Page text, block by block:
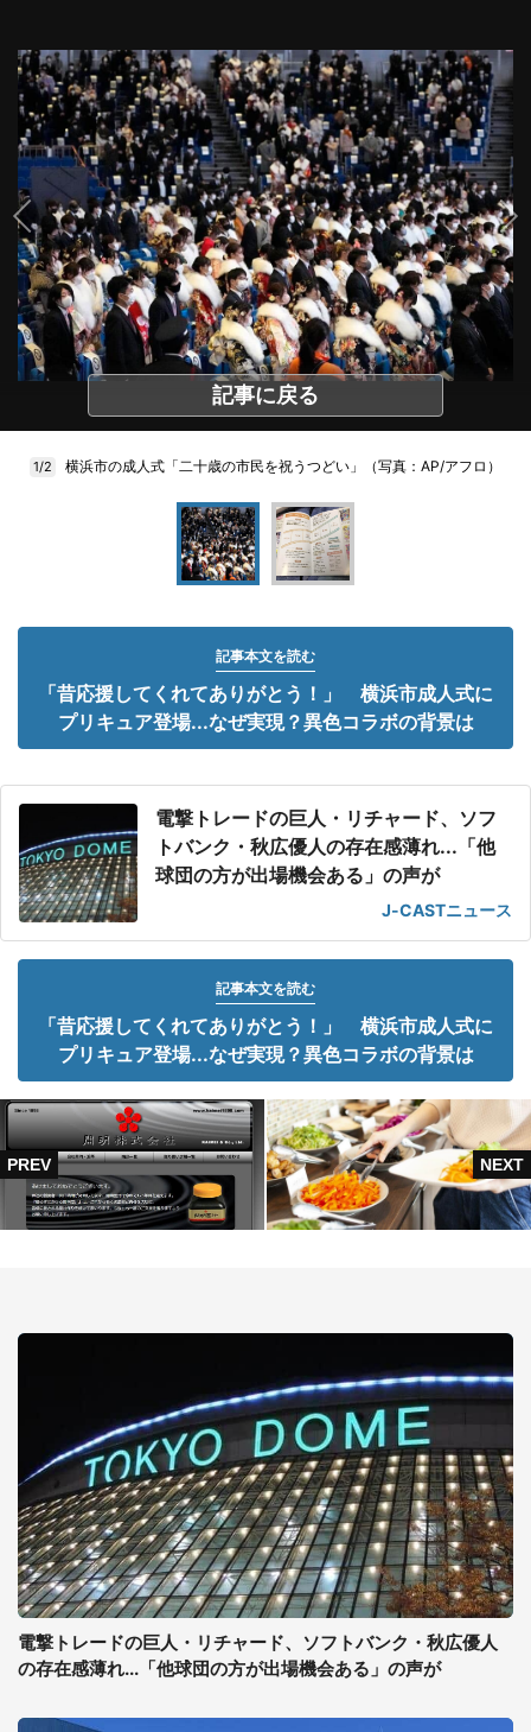
記事に戻る
1/2 横浜市の成人式「二十歳の市民を祝うつどい」（写真：AP/アフロ）
記事本文を読む
「昔応援してくれてありがとう！」 横浜市成人式に
プリキュア登場...なぜ実現？異色コラボの背景は
電撃トレードの巨人・リチャード、ソフ
トバンク・秋広優人の存在感薄れ...「他
球団の方が出場機会ある」の声が
J-CASTニュース
記事本文を読む
「昔応援してくれてありがとう！」 横浜市成人式に
プリキュア登場...なぜ実現？異色コラボの背景は
電撃トレードの巨人・リチャード、ソフトバンク・秋広優人
の存在感薄れ...「他球団の方が出場機会ある」の声が